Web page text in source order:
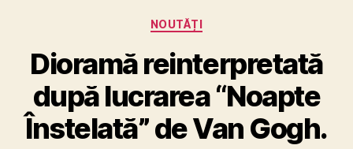
Categorii
NOUTĂȚI
Dioramă reinterpretată
după lucrarea “Noapte
Înstelată” de Van Gogh.